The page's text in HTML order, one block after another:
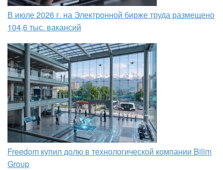
В июле 2026 г. на Электронной бирже труда размещено
104,6 тыс. вакансий
Freedom купил долю в технологической компании Bilim
Group